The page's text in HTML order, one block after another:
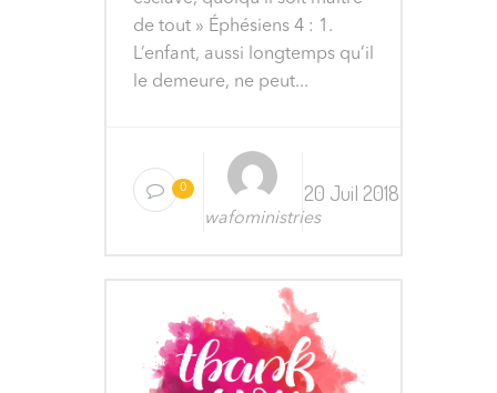
de tout » Éphésiens 4 : 1.
L’enfant, aussi longtemps qu’il
le demeure, ne peut...
0
wafoministries
20 Juil 2018